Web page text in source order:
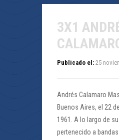
3X1
Publicado el: 25
Andrés Calamaro
Buenos Aires, el 22
1961. A lo largo de
pertenecido a